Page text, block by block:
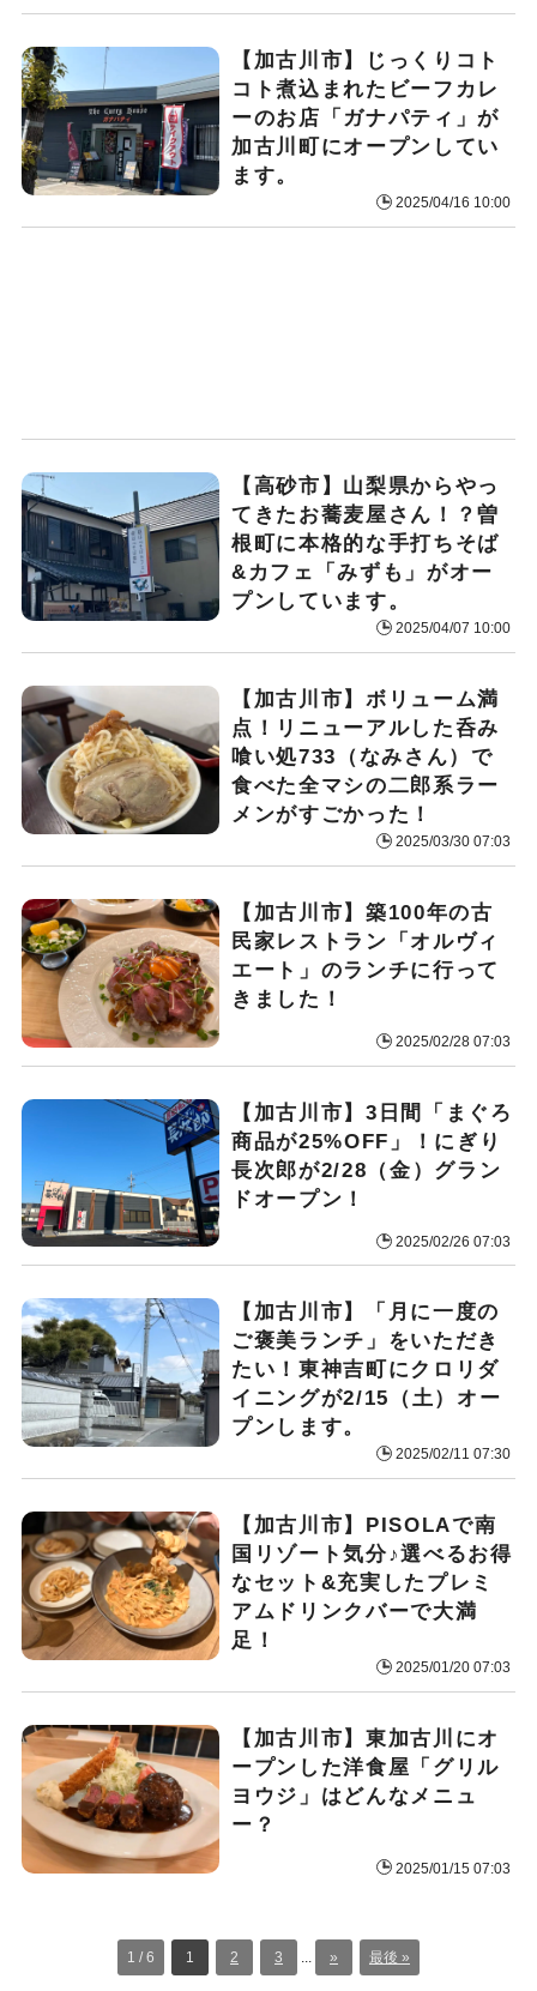
【加古川市】じっくりコト
コト煮込まれたビーフカレ
ーのお店「ガナパティ」が
加古川町にオープンしてい
ます。
2025/04/16 10:00
【高砂市】山梨県からやっ
てきたお蕎麦屋さん！？曽
根町に本格的な手打ちそば
&カフェ「みずも」がオー
プンしています。
2025/04/07 10:00
【加古川市】ボリューム満
点！リニューアルした呑み
喰い処733（なみさん）で
食べた全マシの二郎系ラー
メンがすごかった！
2025/03/30 07:03
【加古川市】築100年の古
民家レストラン「オルヴィ
エート」のランチに行って
きました！
2025/02/28 07:03
【加古川市】3日間「まぐろ
商品が25%OFF」！にぎり
長次郎が2/28（金）グラン
ドオープン！
2025/02/26 07:03
【加古川市】「月に一度の
ご褒美ランチ」をいただき
たい！東神吉町にクロリダ
イニングが2/15（土）オー
プンします。
2025/02/11 07:30
【加古川市】PISOLAで南
国リゾート気分♪選べるお得
なセット&充実したプレミ
アムドリンクバーで大満
足！
2025/01/20 07:03
【加古川市】東加古川にオ
ープンした洋食屋「グリル
ヨウジ」はどんなメニュ
ー？
2025/01/15 07:03
1 / 6 1 2 3 ... » 最後 »